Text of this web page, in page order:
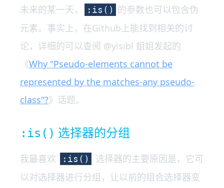
未来的某一天，
:is()
的参数也可以包含伪
元素。事实上，在Github上能找到相关的讨
论，详细的可以查阅 @yisibl 姐姐发起的
《Why "Pseudo-elements cannot be
represented by the matches-any pseudo-
class"?》话题。
:is() 选择器的分组
我最喜欢 :is()
选择器的主要原因是，它可
以对选择器进行分组，让以前的组合选择器变